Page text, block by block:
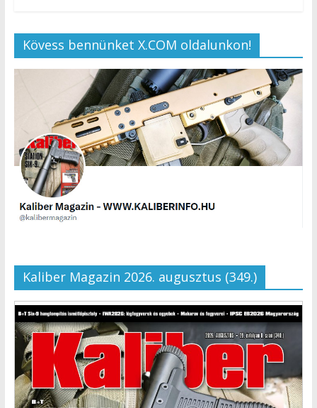
Kövess bennünket X.COM oldalunkon!
Kaliber Magazin 2026. augusztus (349.)